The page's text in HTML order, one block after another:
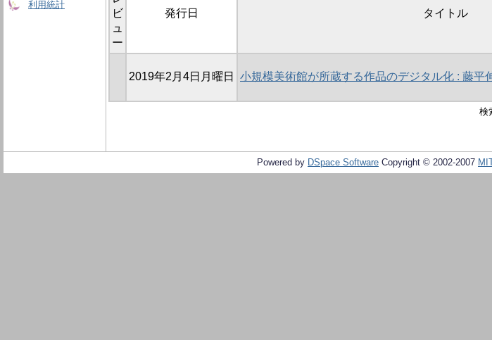
利用統計
ビ
ュ
ー
発行日 タイトル
2019年2月4日月曜日 小規模美術館が所蔵する作品のデジタル化 : 藤平
検
Powered by DSpace Software Copyright © 2002-2007